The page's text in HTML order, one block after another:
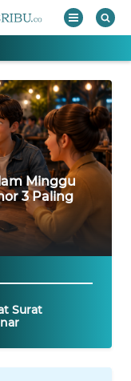
Minggu
3 Paling
Surat